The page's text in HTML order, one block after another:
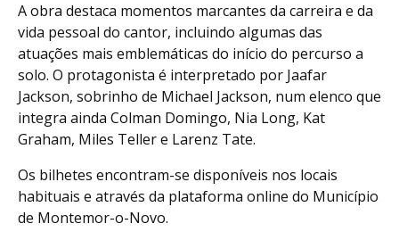
A obra destaca momentos marcantes da carreira e da
vida pessoal do cantor, incluindo algumas das
atuações mais emblemáticas do início do percurso a
solo. O protagonista é interpretado por Jaafar
Jackson, sobrinho de Michael Jackson, num elenco que
integra ainda Colman Domingo, Nia Long, Kat
Graham, Miles Teller e Larenz Tate.
Os bilhetes encontram-se disponíveis nos locais
habituais e através da plataforma online do Município
de Montemor-o-Novo.